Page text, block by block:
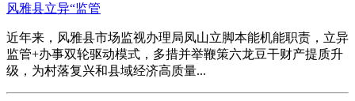
风雅县立异“监管
近年来，风雅县市场监视办理局凤山立脚本能机能职责，立异
监管+办事双轮驱动模式，多措并举鞭策六龙豆干财产提质升
级，为村落复兴和县域经济高质量...